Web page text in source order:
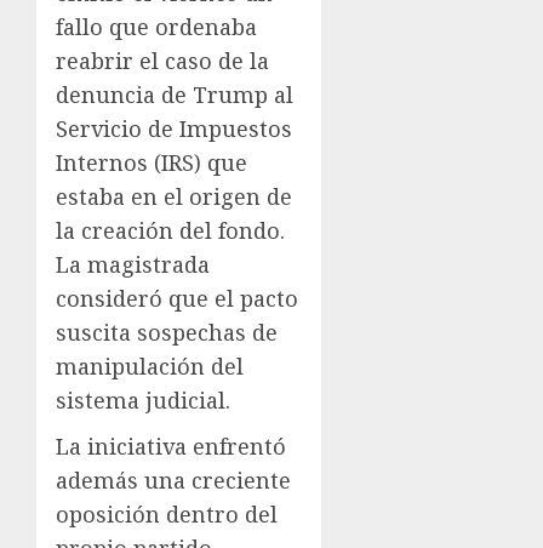
fallo que ordenaba
reabrir el caso de la
denuncia de Trump al
Servicio de Impuestos
Internos (IRS) que
estaba en el origen de
la creación del fondo.
La magistrada
consideró que el pacto
suscita sospechas de
manipulación del
sistema judicial.
La iniciativa enfrentó
además una creciente
oposición dentro del